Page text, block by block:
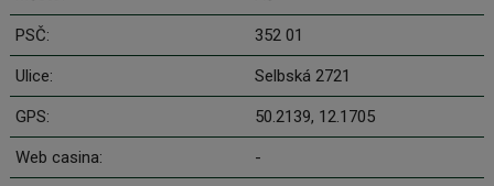
PSČ: 352 01
Ulice: Selbská 2721
GPS: 50.2139, 12.1705
Web casina: -